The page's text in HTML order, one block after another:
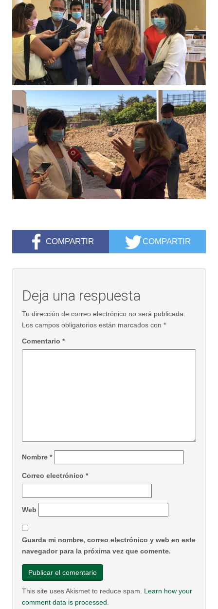
COMPARTIR COMPARTIR
Deja una respuesta
Tu dirección de correo electrónico no será publicada.
Los campos obligatorios están marcados con *
Comentario *
Nombre *
Correo electrónico *
Web
Guarda mi nombre, correo electrónico y web en este
navegador para la próxima vez que comente.
This site uses Akismet to reduce spam. Learn how your
comment data is processed